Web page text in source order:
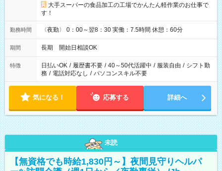
大手スーパーの食品加工の工場でかんたん軽作業のお仕事で
す！
勤務時間 〈夜勤〉 0：00～翌8：30 実働：7.5時間 休憩：60分
期間 長期 開始日相談OK
特徴 日払いOK / 履歴書不要 / 40～50代活躍中 / 服装自由 / シフト勤
務 / 電話対応なし / パソコンスキル不要
気になる！ 応募する 詳細へ
未読
【無資格でも時給1,830円～】夜間見守りヘルパ